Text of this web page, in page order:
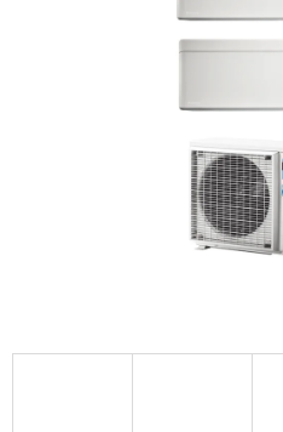
5
hviezdičiek.